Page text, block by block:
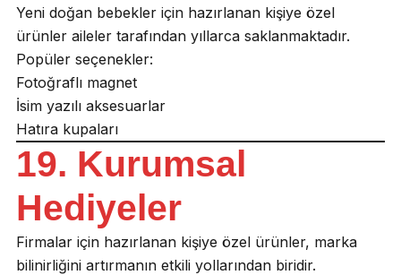
Yeni doğan bebekler için hazırlanan kişiye özel
ürünler aileler tarafından yıllarca saklanmaktadır.
Popüler seçenekler:
Fotoğraflı magnet
İsim yazılı aksesuarlar
Hatıra kupaları
19. Kurumsal
Hediyeler
Firmalar için hazırlanan kişiye özel ürünler, marka
bilinirliğini artırmanın etkili yollarından biridir.